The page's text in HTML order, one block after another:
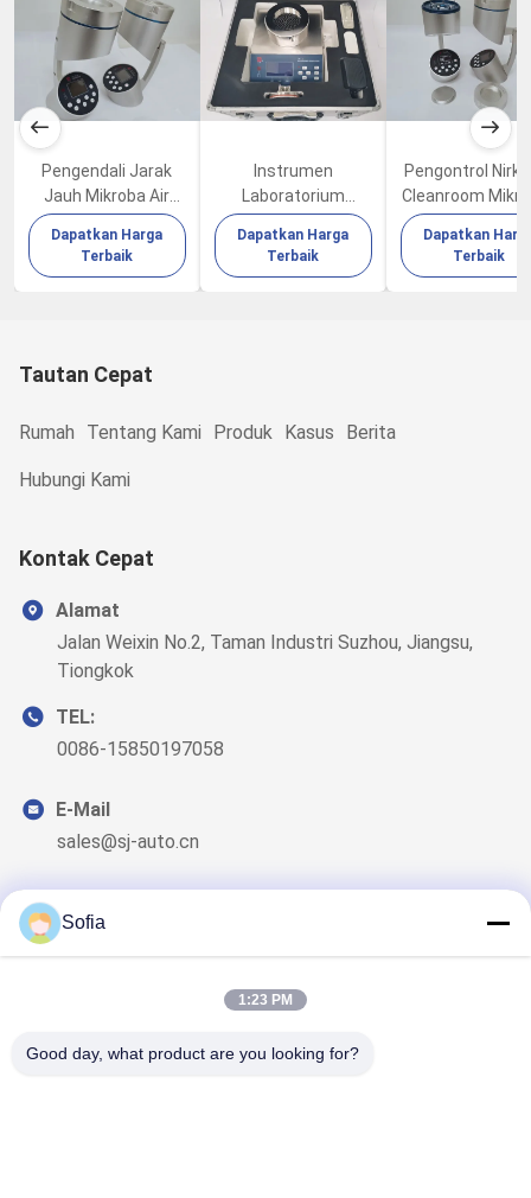
Pengendali Jarak
Jauh Mikroba Air
Sampler FKC-IB
100L/Min
Dapatkan Harga
Terbaik
Instrumen
Laboratorium
Mikroba Biological
Air Sampler FKC-III
Dapatkan Harga
Terbaik
Pengontrol
Cleanroom
Air Sampler
Layak FKC-IB
Dapatkan
Terbaik
Tautan Cepat
Rumah Tentang Kami Produk Kasus Berita
Hubungi Kami
Kontak Cepat
Alamat
Jalan Weixin No.2, Taman Industri Suzhou, Jiangsu,
Tiongkok
TEL:
0086-15850197058
E-Mail
sales@sj-auto.cn
Sofia
1:23 PM
Good day, what product are you looking for?